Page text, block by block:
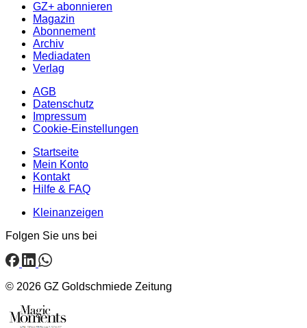
GZ+ abonnieren
Magazin
Abonnement
Archiv
Mediadaten
Verlag
AGB
Datenschutz
Impressum
Cookie-Einstellungen
Startseite
Mein Konto
Kontakt
Hilfe & FAQ
Kleinanzeigen
Folgen Sie uns bei
© 2026 GZ Goldschmiede Zeitung